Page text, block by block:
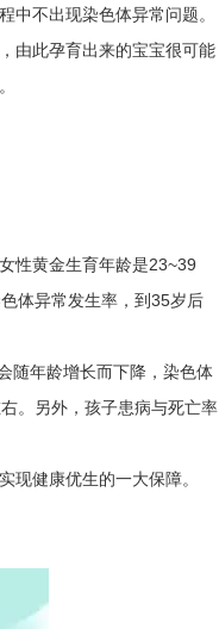
中不出现染色体异常问题。
由此孕育出来的宝宝很可能
性黄金生育年龄是23~39
体异常发生率，到35岁后
年龄增长而下降，染色体
。另外，孩子患病与死亡率
健康优生的一大保障。